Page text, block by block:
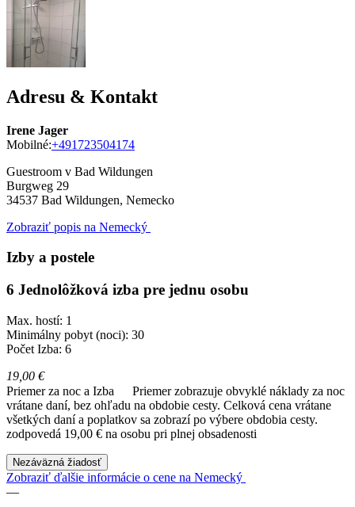
Adresu & Kontakt
Irene Jager
Mobilné:+491723504174
Guestroom v Bad Wildungen
Burgweg 29
34537 Bad Wildungen, Nemecko
Zobraziť popis na Nemecký
Izby a postele
6 Jednolôžková izba pre jednu osobu
Max. hostí: 1
Minimálny pobyt (noci): 30
Počet Izba: 6
19,00 €
Priemer za noc a Izba
Priemer zobrazuje obvyklé náklady za noc
vrátane daní, bez ohľadu na obdobie cesty. Celková cena vrátane
všetkých daní a poplatkov sa zobrazí po výbere obdobia cesty.
zodpovedá 19,00 € na osobu pri plnej obsadenosti
Nezáväzná žiadosť
Zobraziť ďalšie informácie o cene na Nemecký
—